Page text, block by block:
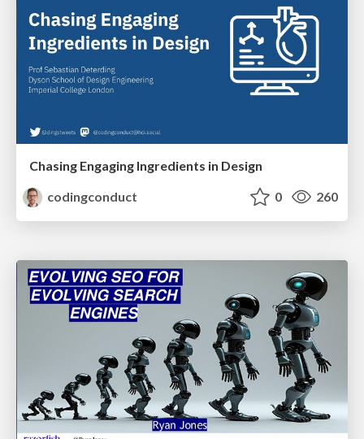
Chasing Engaging Ingredients in Design
codingconduct
0 260